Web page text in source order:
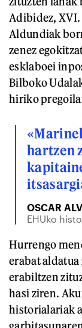
Adibidez,
Aldundiak
zenez
esklaboei
Bilboko
hiriko
hartzen
OSCAR
EHUko
Hurrengo
erabat
erabiltzen
hasi ziren.
historialariak